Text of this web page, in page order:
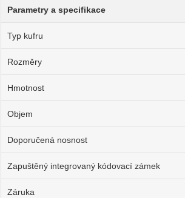
Parametry a specifikace
Typ kufru
Rozměry
Hmotnost
Objem
Doporučená nosnost
Zapuštěný integrovaný kódovací zámek
Záruka